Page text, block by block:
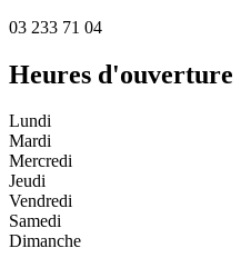
03 233 71 04
Heures d'ouverture
Lundi
Mardi
Mercredi
Jeudi
Vendredi
Samedi
Dimanche